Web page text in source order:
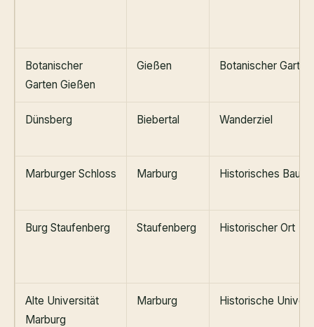
Botanischer
Garten Gießen
Gießen Botanischer Garten
Dünsberg Biebertal Wanderziel
Marburger Schloss Marburg Historisches
Burg Staufenberg Staufenberg Historischer Ort
Alte Universität
Marburg
Marburg Historische